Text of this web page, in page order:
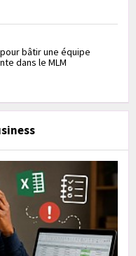
bâtir une équipe
dans le MLM